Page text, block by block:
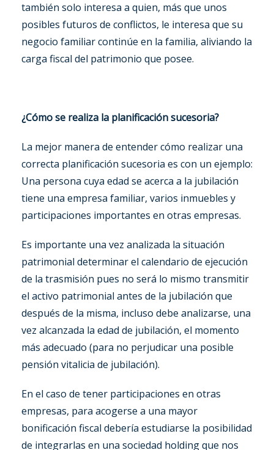
también solo interesa a quien, más que unos
posibles futuros de conflictos, le interesa que su
negocio familiar continúe en la familia, aliviando la
carga fiscal del patrimonio que posee.
¿Cómo se realiza la planificación sucesoria?
La mejor manera de entender cómo realizar una
correcta planificación sucesoria es con un ejemplo:
Una persona cuya edad se acerca a la jubilación
tiene una empresa familiar, varios inmuebles y
participaciones importantes en otras empresas.
Es importante una vez analizada la situación
patrimonial determinar el calendario de ejecución
de la trasmisión pues no será lo mismo transmitir
el activo patrimonial antes de la jubilación que
después de la misma, incluso debe analizarse, una
vez alcanzada la edad de jubilación, el momento
más adecuado (para no perjudicar una posible
pensión vitalicia de jubilación).
En el caso de tener participaciones en otras
empresas, para acogerse a una mayor
bonificación fiscal debería estudiarse la posibilidad
de integrarlas en una sociedad holding que nos